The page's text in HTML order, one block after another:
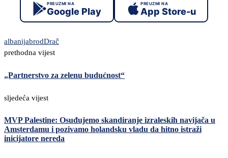
PREUZMI NA
Google Play
PREUZMI NA
App Store-u
albanijabrodDrač
prethodna vijest
„Partnerstvo za zelenu budućnost“
sljedeća vijest
MVP Palestine: Osuđujemo skandiranje izraleskih navijača u
Amsterdamu i pozivamo holandsku vladu da hitno istraži
inicijatore nereda